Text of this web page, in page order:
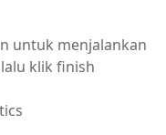
untuk menjalankan
klik finish